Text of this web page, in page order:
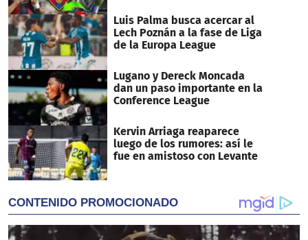
Luis Palma busca acercar al
Lech Poznán a la fase de Liga
de la Europa League
Lugano y Dereck Moncada
dan un paso importante en la
Conference League
Kervin Arriaga reaparece
luego de los rumores: así le
fue en amistoso con Levante